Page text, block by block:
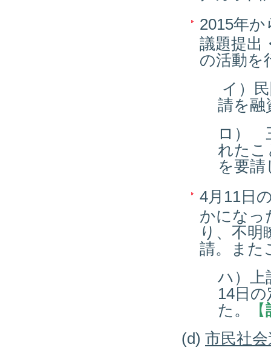
2015年
議題提出
の活動を
イ）
請を融
ロ）
れたこ
を要
4月11日
かになっ
り、不明
請。また
ハ）上
14日
た。
【
(d) 市民社